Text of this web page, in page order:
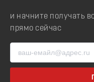
и начните получать
прямо сейчас